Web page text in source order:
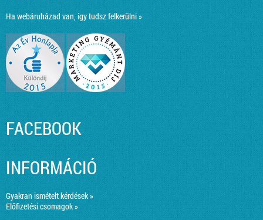
Ha webáruházad van, így tudsz felkerülni »
FACEBOOK
INFORMÁCIÓ
Gyakran ismételt kérdések »
Előfizetési csomagok »